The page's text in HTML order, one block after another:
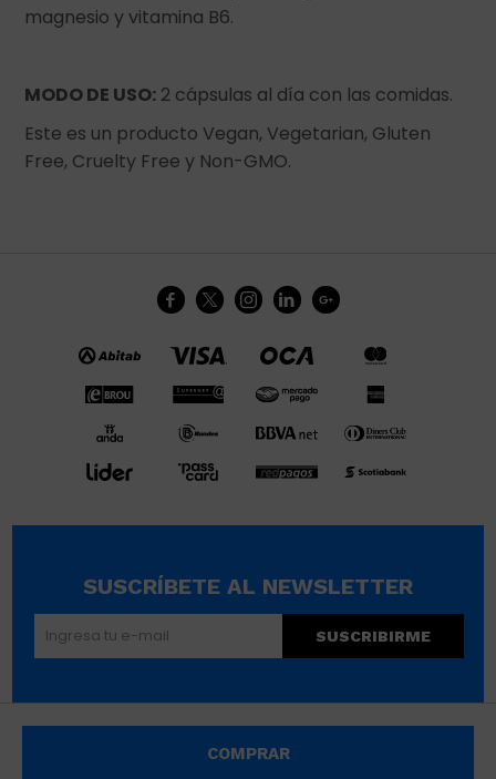
COMPRAR
magnesio y vitamina B6.
MODO DE USO: 2 cápsulas al día con las comidas.
Este es un producto Vegan, Vegetarian, Gluten
Free, Cruelty Free y Non-GMO.
    
SUSCRÍBETE AL NEWSLETTER
SUSCRIBIRME